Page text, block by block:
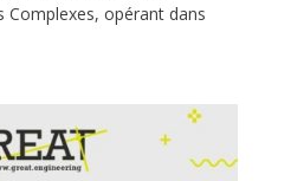
Complexes, opérant dans